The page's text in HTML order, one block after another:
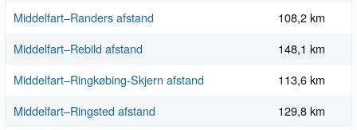
Middelfart–Randers afstand
108,2 km
Middelfart–Rebild afstand
148,1 km
Middelfart–Ringkøbing-Skjern afstand
113,6 km
Middelfart–Ringsted afstand
129,8 km